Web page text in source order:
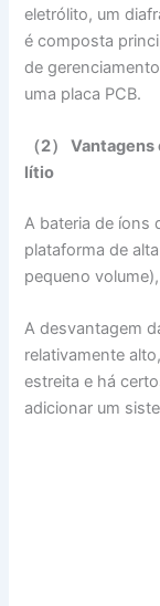
eletrólito, um
é composta
de
uma placa PCB.
（2）
lítio
A bateria de íons
plataforma de
pequeno
A desvantagem
relativamente
estreita e há
adicionar um